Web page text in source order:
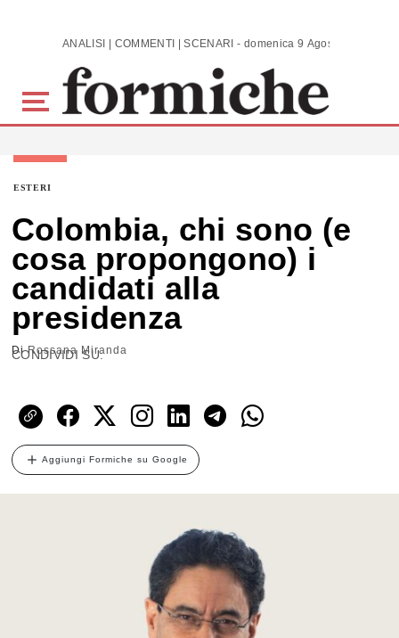
Skip to main content ANALISI | COMMENTI | SCENARI - domenica 9 Agosto 2026
ESTERI
Colombia, chi sono (e
cosa propongono) i
candidati alla
presidenza
DiRossana Miranda
CONDIVIDI SU:
Aggiungi Formiche su Google